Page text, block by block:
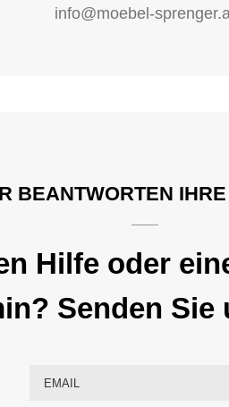
info@moebel-
BEANTWORTEN
Hilfe oder
Senden Sie